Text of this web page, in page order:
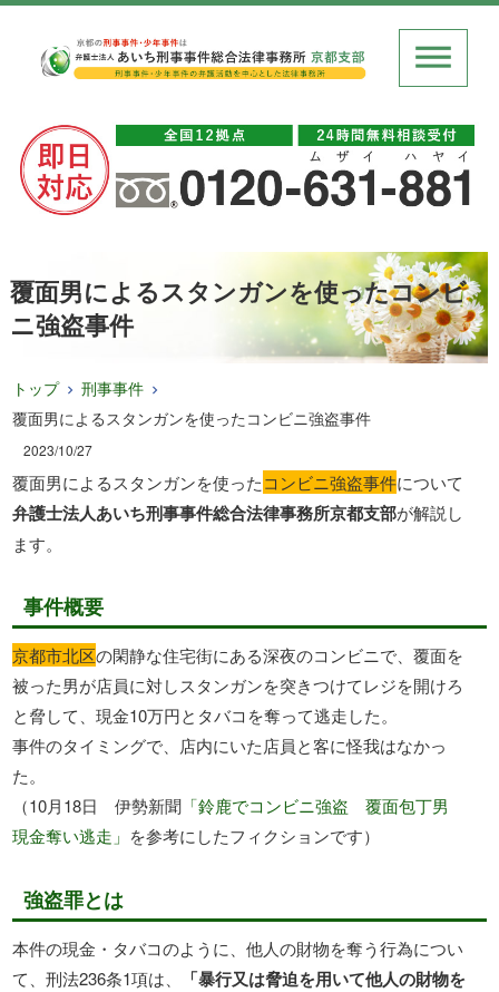
覆面男によるスタンガンを使ったコンビ
ニ強盗事件
トップ
刑事事件
覆面男によるスタンガンを使ったコンビニ強盗事件
2023/10/27
覆面男によるスタンガンを使ったコンビニ強盗事件について
弁護士法人あいち刑事事件総合法律事務所京都支部が解説し
ます。
事件概要
京都市北区の閑静な住宅街にある深夜のコンビニで、覆面を
被った男が店員に対しスタンガンを突きつけてレジを開けろ
と脅して、現金10万円とタバコを奪って逃走した。
事件のタイミングで、店内にいた店員と客に怪我はなかっ
た。
（10月18日 伊勢新聞 「鈴鹿でコンビニ強盗 覆面包丁男
現金奪い逃走」 を参考にしたフィクションです）
強盗罪とは
本件の現金・タバコのように、他人の財物を奪う行為につい
て、刑法236条1項は、
「暴行又は脅迫を用いて他人の財物を